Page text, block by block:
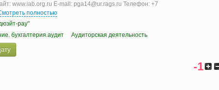
www.iab.org.ru E-mail: pga14@ur.rags.ru Телефон: +7
полностью
рау"
бухгалтерия.аудит Аудиторская деятельность
-1